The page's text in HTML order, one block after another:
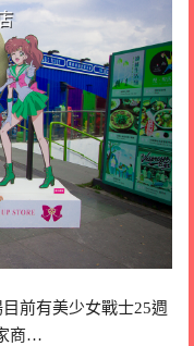
前有美少女戰士25週
商…